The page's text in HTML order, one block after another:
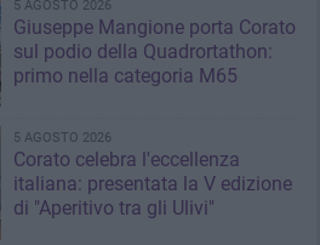
5 AGOSTO 2026
Giuseppe Mangione porta Corato
sul podio della Quadrortathon:
primo nella categoria M65
5 AGOSTO 2026
Corato celebra l'eccellenza
italiana: presentata la V edizione
di "Aperitivo tra gli Ulivi"